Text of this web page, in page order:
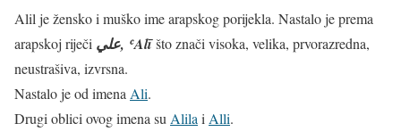
Alil je žensko i muško ime arapskog porijekla. Nastalo je prema
arapskoj riječi علي‎, ʿAlīšto znači visoka, velika, prvorazredna,
neustrašiva, izvrsna.
Nastalo je od imena Ali.
Drugi oblici ovog imena su Alila i Alli.